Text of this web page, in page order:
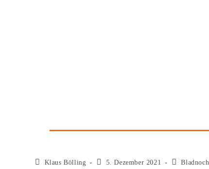
Klaus Bölling 5. Dezember 2021 Bladnoch